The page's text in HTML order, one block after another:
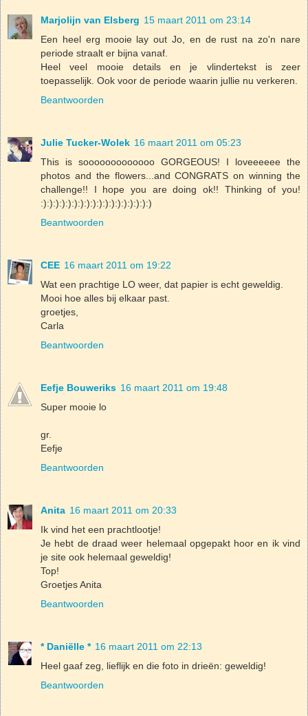
Marjolijn van Elsberg 15 maart 2011 om 23:14
Een heel erg mooie lay out Jo, en de rust na zo'n nare
periode straalt er bijna vanaf.
Heel veel mooie details en je vlindertekst is zeer
toepasselijk. Ook voor de periode waarin jullie nu verkeren.
Beantwoorden
Julie Tucker-Wolek 16 maart 2011 om 05:23
This is sooooooooooooo GORGEOUS! I loveeeeee the
photos and the flowers...and CONGRATS on winning the
challenge!! I hope you are doing ok!! Thinking of you!
:):):):):):):):):):):):):):):):):):)
Beantwoorden
CEE 16 maart 2011 om 19:22
Wat een prachtige LO weer, dat papier is echt geweldig.
Mooi hoe alles bij elkaar past.
groetjes,
Carla
Beantwoorden
Eefje Bouweriks 16 maart 2011 om 19:48
Super mooie lo
gr.
Eefje
Beantwoorden
Anita 16 maart 2011 om 20:33
Ik vind het een prachtlootje!
Je hebt de draad weer helemaal opgepakt hoor en ik vind
je site ook helemaal geweldig!
Top!
Groetjes Anita
Beantwoorden
* Daniëlle * 16 maart 2011 om 22:13
Heel gaaf zeg, lieflijk en die foto in drieën: geweldig!
Beantwoorden